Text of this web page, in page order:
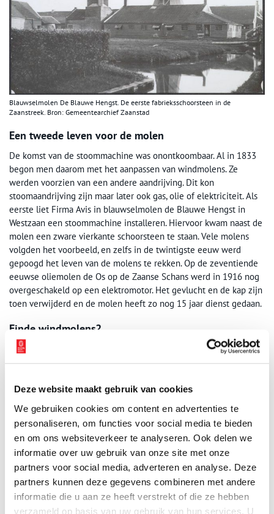
Deze website maakt gebruik van cookies
We gebruiken cookies om content en advertenties te
personaliseren, om functies voor social media te bieden
en om ons websiteverkeer te analyseren. Ook delen we
informatie over uw gebruik van onze site met onze
partners voor social media, adverteren en analyse. Deze
partners kunnen deze gegevens combineren met andere
informatie die u aan ze heeft verstrekt of die ze hebben
verzameld op basis van uw gebruik van hun services. U
Blauwselmolen De Blauwe Hengst. De eerste fabrieksschoorsteen in de
Zaanstreek. Bron: Gemeentearchief Zaanstad
Een tweede leven voor de molen
De komst van de stoommachine was onontkoombaar. Al in 1833
begon men daarom met het aanpassen van windmolens. Ze
werden voorzien van een andere aandrijving. Dit kon
stoomaandrijving zijn maar later ook gas, olie of elektriciteit. Als
eerste liet Firma Avis in blauwselmolen de Blauwe Hengst in
Westzaan een stoommachine installeren. Hiervoor kwam naast de
molen een zware vierkante schoorsteen te staan. Vele molens
volgden het voorbeeld, en zelfs in de twintigste eeuw werd
gepoogd het leven van de molens te rekken. Op de zeventiende
eeuwse oliemolen de Os op de Zaanse Schans werd in 1916 nog
overgeschakeld op een elektromotor. Het gevlucht en de kap zijn
toen verwijderd en de molen heeft zo nog 15 jaar dienst gedaan.
Einde windmolens?
De opkomst van de stoommachine in de Zaanstreek kwam
langzaam op gang. Toch had de overgang op stoom- en daarna
de molenaars hun molens bruikbaar en rendabel te houden,
raakten deze langzaam maar zeker hun plek in de industrie kwijt.
Auteur:Saskia Groeneboer
Bronnen
–Canon van de Zaanstreek – Het Oudste
Monderne Industrielandschap 1600 -1900
–Canon van de Zaanstreek – uit de Wind en in de Rook – 1833 –